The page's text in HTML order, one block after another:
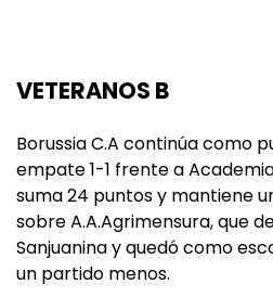
VETERANOS B
Borussia C.A continúa como
empate 1-1 frente a
suma 24 puntos y mantiene
sobre A.A.Agrimensura, que
Sanjuanina y quedó como
un partido menos.